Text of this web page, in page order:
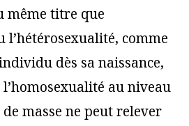
même titre que
l’hétérosexualité, comme
dès sa naissance,
au niveau
masse ne peut relever